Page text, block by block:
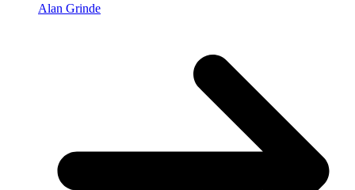
Alan Grinde